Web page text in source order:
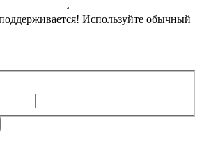
Используйте обычный